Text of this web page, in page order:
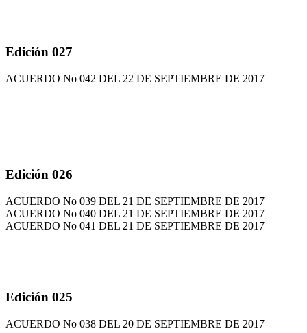
Edición 027
ACUERDO No 042 DEL 22 DE SEPTIEMBRE DE 2017
Edición 026
ACUERDO No 039 DEL 21 DE SEPTIEMBRE DE 2017
ACUERDO No 040 DEL 21 DE SEPTIEMBRE DE 2017
ACUERDO No 041 DEL 21 DE SEPTIEMBRE DE 2017
Edición 025
ACUERDO No 038 DEL 20 DE SEPTIEMBRE DE 2017